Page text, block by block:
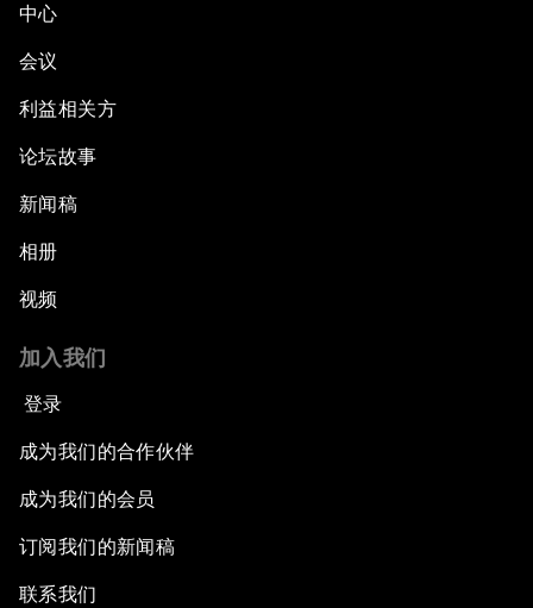
中心
会议
利益相关方
论坛故事
新闻稿
相册
视频
加入我们
登录
成为我们的合作伙伴
成为我们的会员
订阅我们的新闻稿
联系我们